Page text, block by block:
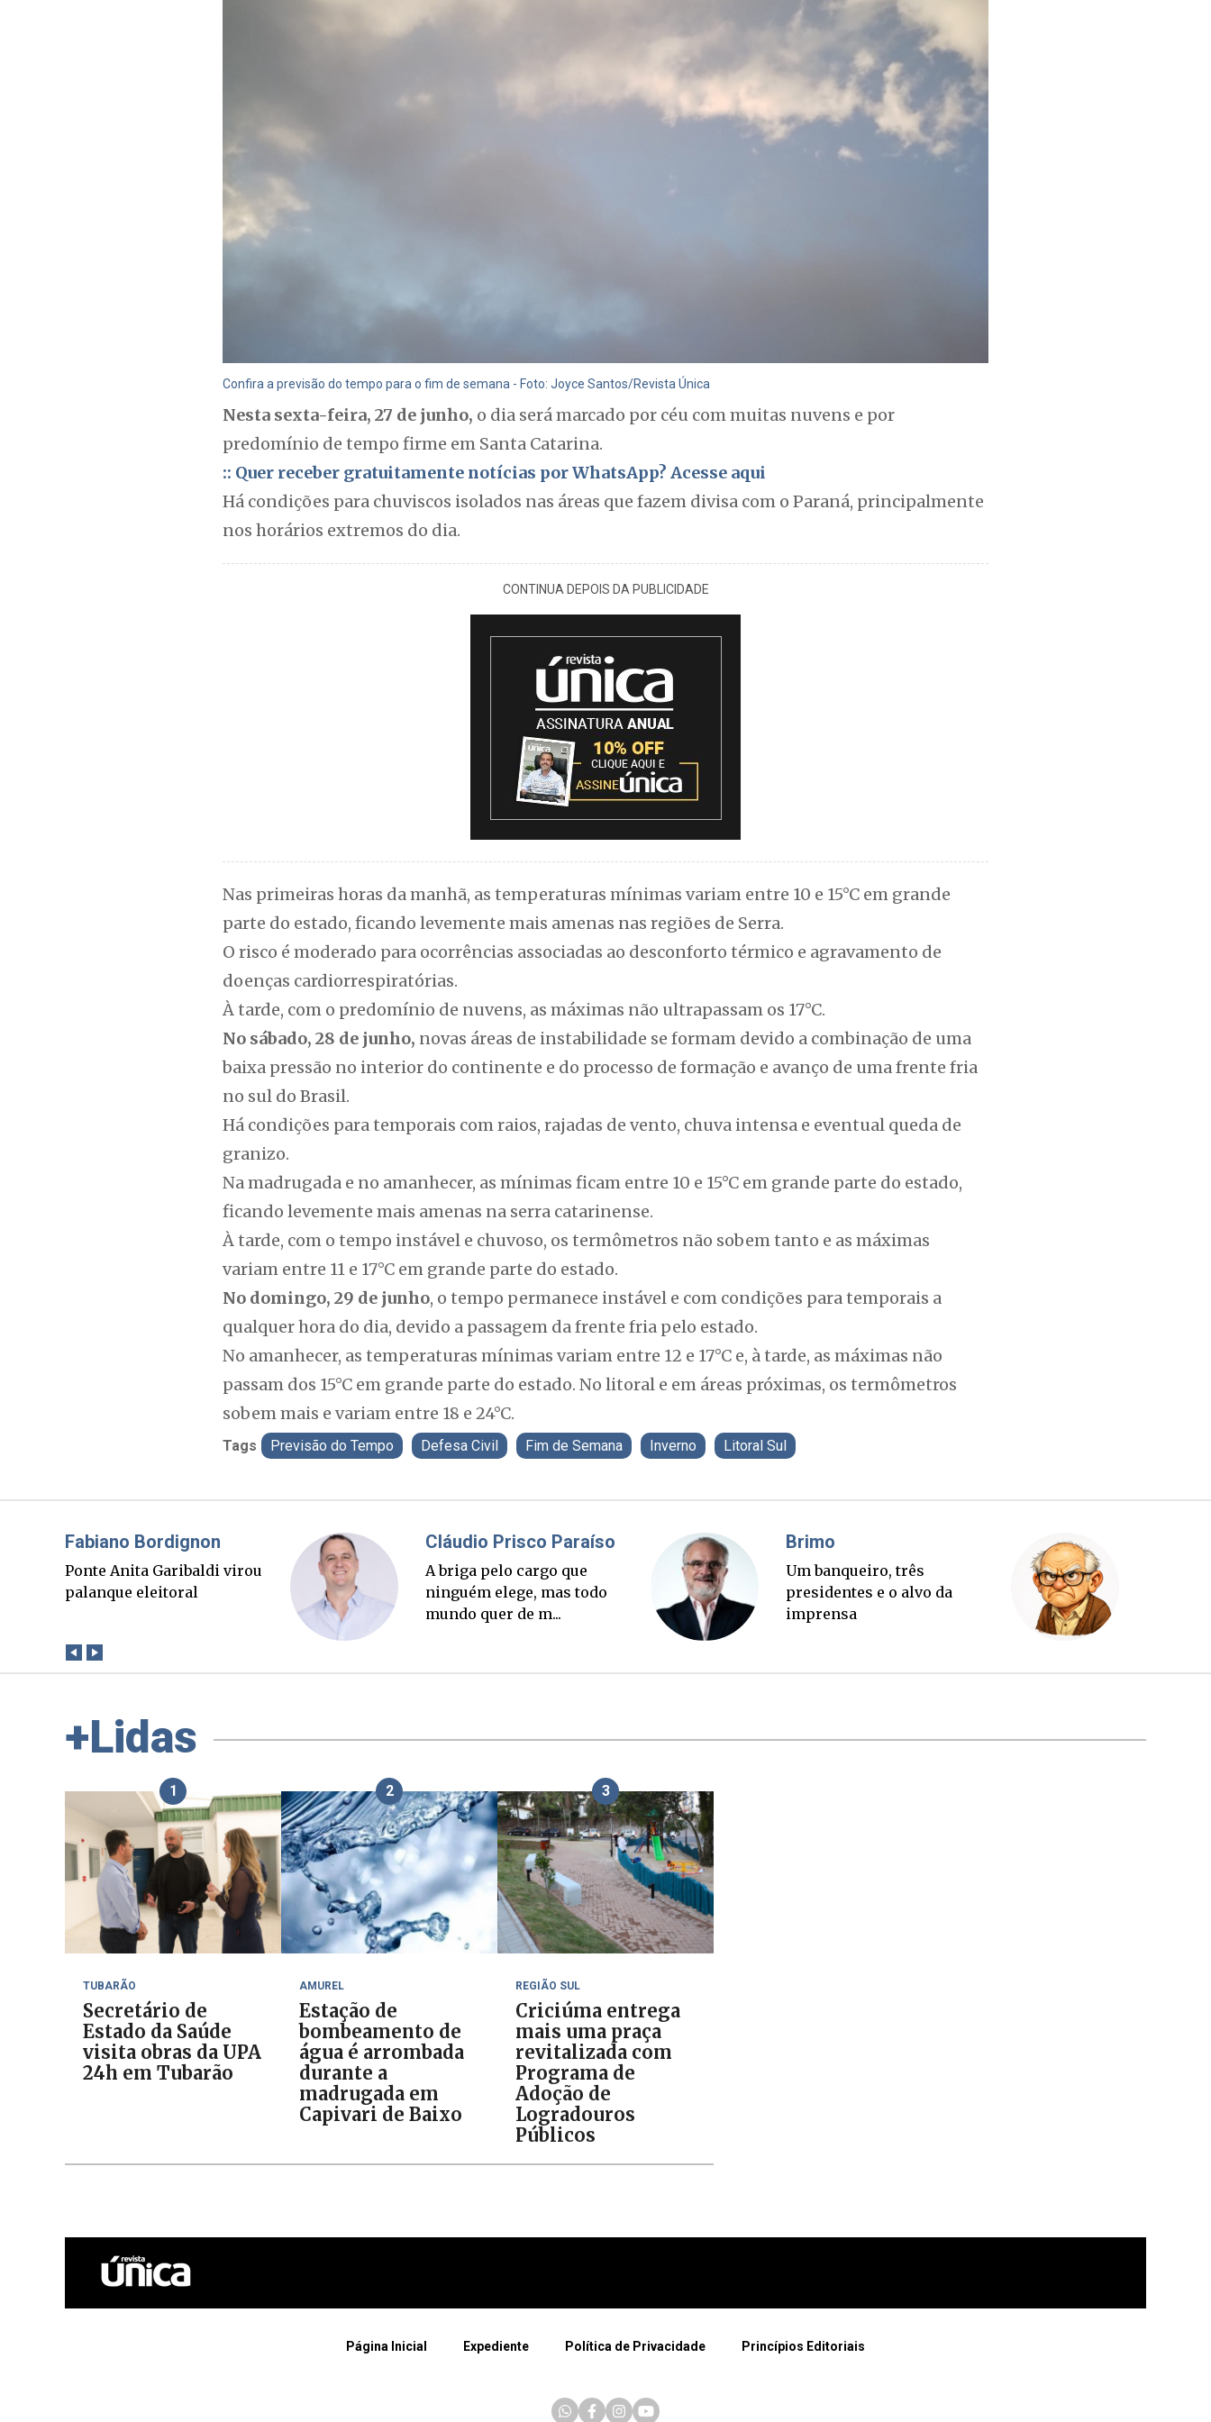
Confira a previsão do tempo para o fim de semana - Foto: Joyce Santos/Revista Única
Nesta sexta-feira, 27 de junho, o dia será marcado por céu com muitas nuvens e por
predomínio de tempo firme em Santa Catarina.
:: Quer receber gratuitamente notícias por WhatsApp? Acesse aqui
Há condições para chuviscos isolados nas áreas que fazem divisa com o Paraná, principalmente
nos horários extremos do dia.
CONTINUA DEPOIS DA PUBLICIDADE
Nas primeiras horas da manhã, as temperaturas mínimas variam entre 10 e 15°C em grande
parte do estado, ficando levemente mais amenas nas regiões de Serra.
O risco é moderado para ocorrências associadas ao desconforto térmico e agravamento de
doenças cardiorrespiratórias.
À tarde, com o predomínio de nuvens, as máximas não ultrapassam os 17°C.
No sábado, 28 de junho, novas áreas de instabilidade se formam devido a combinação de uma
baixa pressão no interior do continente e do processo de formação e avanço de uma frente fria
no sul do Brasil.
Há condições para temporais com raios, rajadas de vento, chuva intensa e eventual queda de
granizo.
Na madrugada e no amanhecer, as mínimas ficam entre 10 e 15°C em grande parte do estado,
ficando levemente mais amenas na serra catarinense.
À tarde, com o tempo instável e chuvoso, os termômetros não sobem tanto e as máximas
variam entre 11 e 17°C em grande parte do estado.
No domingo, 29 de junho, o tempo permanece instável e com condições para temporais a
qualquer hora do dia, devido a passagem da frente fria pelo estado.
No amanhecer, as temperaturas mínimas variam entre 12 e 17°C e, à tarde, as máximas não
passam dos 15°C em grande parte do estado. No litoral e em áreas próximas, os termômetros
sobem mais e variam entre 18 e 24°C.
Tags Previsão do Tempo Defesa Civil Fim de Semana Inverno Litoral Sul
Misael Elias
O Boato corre mais rápido
que a verdade. Mas quem
Fabiano Bordignon
Ponte Anita Garibaldi virou
palanque eleitoral
Cláudio Prisco Paraíso
A briga pelo cargo que
ninguém elege, mas todo
mundo quer de m...
+Lidas
1
TUBARÃO
Secretário de
Estado da Saúde
visita obras da UPA
24h em Tubarão
2
AMUREL
Estação de
bombeamento de
água é arrombada
durante a
madrugada em
Capivari de Baixo
3
REGIÃO SUL
Criciúma entrega
mais uma praça
revitalizada com
Programa de
Adoção de
Logradouros
Públicos
Página Inicial Expediente Política de Privacidade Princípios Editoriais